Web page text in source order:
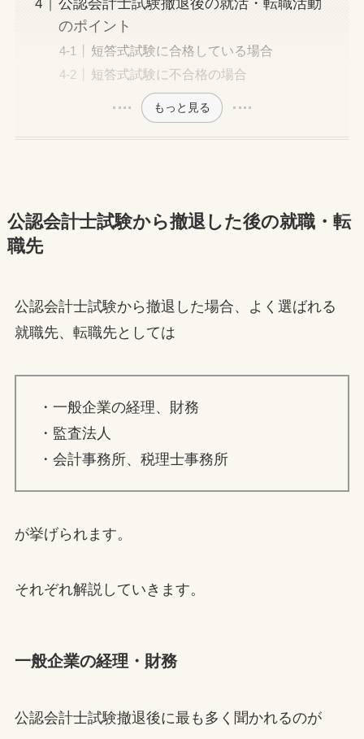
公認会計士試験撤退後の就活・転職活動
のポイント
短答式試験に合格している場合
短答式試験に不合格の場合
もっと見る
公認会計士試験から撤退した後の就職・転
職先
公認会計士試験から撤退した場合、よく選ばれる
就職先、転職先としては
・一般企業の経理、財務
・監査法人
・会計事務所、税理士事務所
が挙げられます。
それぞれ解説していきます。
一般企業の経理・財務
公認会計士試験撤退後に最も多く聞かれるのが